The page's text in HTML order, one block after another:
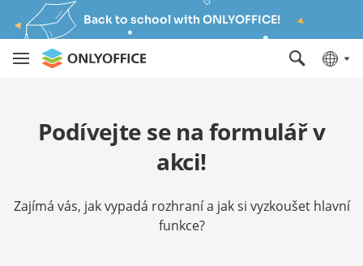
Back to school with ONLYOFFICE!
Podívejte se na formulář v
akci!
Zajímá vás, jak vypadá rozhraní a jak si vyzkoušet hlavní
funkce?